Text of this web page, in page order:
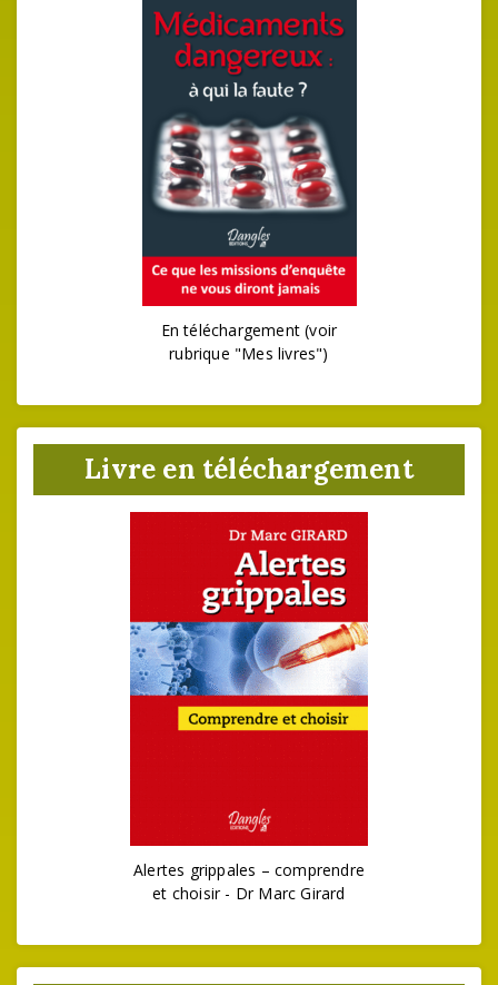
En téléchargement (voir
rubrique "Mes livres")
Livre en téléchargement
Alertes grippales – comprendre
et choisir - Dr Marc Girard